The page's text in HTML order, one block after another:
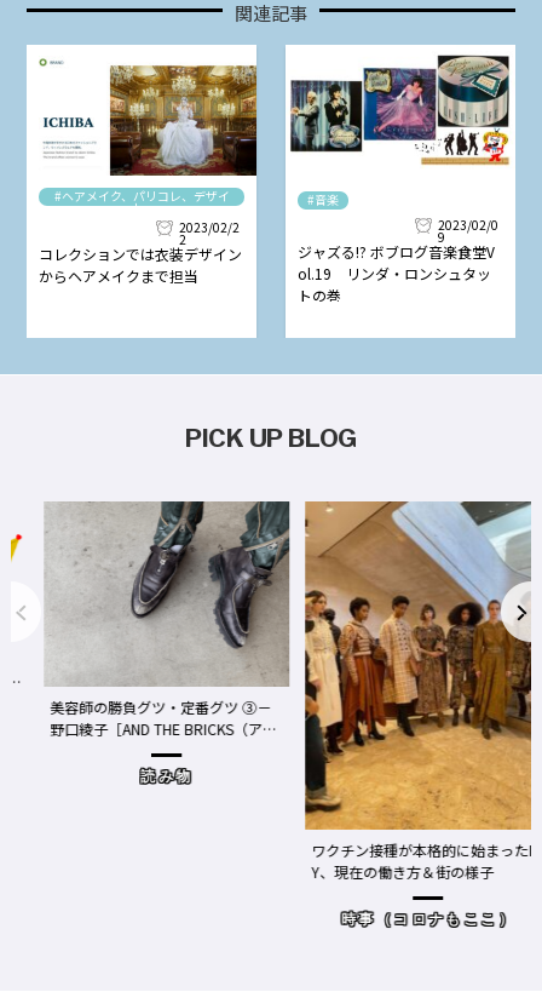
関連記事
#ヘアメイク、パリコレ、デザイ
ナー
2023/02/2
2
コレクションでは衣装デザイン
からヘアメイクまで担当
#音楽
2023/02/0
9
ジャズる!? ボブログ音楽食堂V
ol.19 リンダ・ロンシュタッ
トの巻
PICK UP BLOG
美容師の勝負グツ・定番グツ ③－
野口綾子［AND THE BRICKS（アン
ドザブリックス）／神奈川県鎌倉
読み物
ワクチン接種が本格的に始まったN
Y、現在の働き方＆街の様子
時事（コロナもここ）